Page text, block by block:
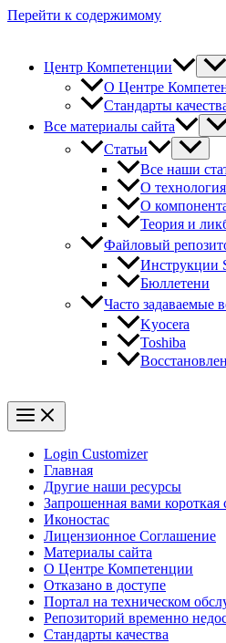
Перейти к содержимому
Центр Компетенции
О Центре
Стандарты
Все материалы сайта
Статьи
Все наши
О
О
Теория и
Файловый
Инструкции
Бюллетени
Часто задаваемые
Kyocera
Toshiba
Login Customizer
Главная
Другие наши ресурсы
Запрошенная вами короткая
Иконостас
Лицензионное Соглашение
Материалы сайта
О Центре Компетенции
Отказано в доступе
Портал на техническом
Репозиторий временно
Стандарты качества